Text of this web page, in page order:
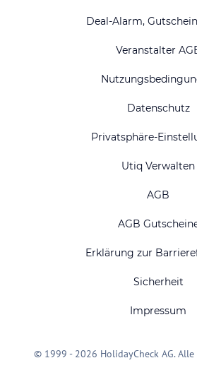
Deal-Alarm,
Veranstalter
Datenschutz
Privatsphäre-
Utiq Verwalten
AGB
AGB
Erklärung zur
Sicherheit
Impressum
© 1999 - 2026 HolidayCheck AG.